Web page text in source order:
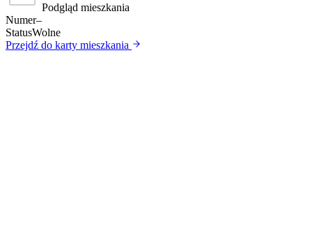
Podgląd mieszkania
Numer–
StatusWolne
Przejdź do karty mieszkania